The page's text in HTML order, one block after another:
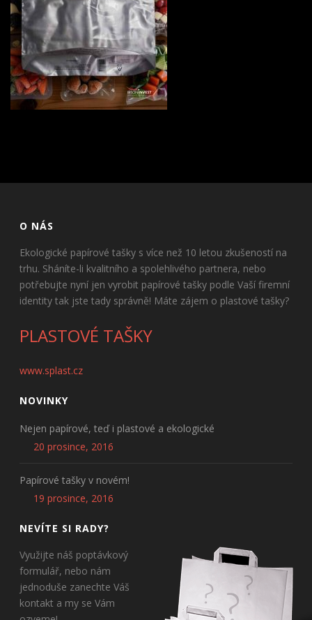
O NÁS
Ekologické papírové tašky s více než 10 letou zkušeností na
trhu. Sháníte-li kvalitního a spolehlivého partnera, nebo
potřebujte nyní jen vyrobit papírové tašky podle Vaší firemní
identity tak jste tady správně! Máte zájem o plastové tašky?
PLASTOVÉ TAŠKY
www.splast.cz
NOVINKY
Nejen papírové, teď i plastové a ekologické
20 prosince, 2016
Papírové tašky v novém!
19 prosince, 2016
NEVÍTE SI RADY?
Využijte náš poptávkový
formulář, nebo nám
jednoduše zanechte Váš
kontakt a my se Vám